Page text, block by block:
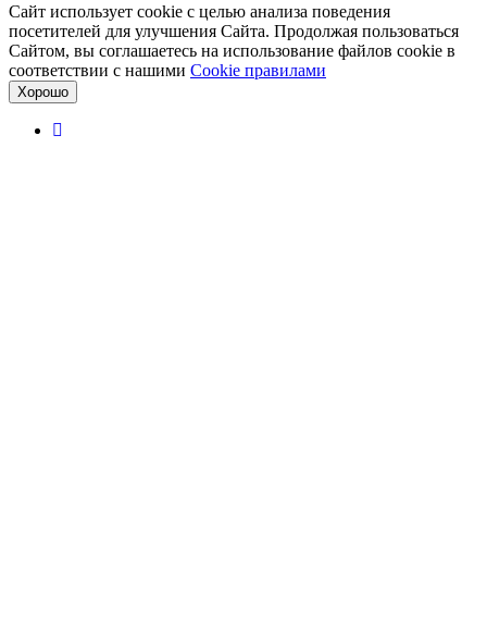
Сайт использует cookie с целью анализа поведения
посетителей для улучшения Сайта. Продолжая пользоваться
Сайтом, вы соглашаетесь на использование файлов cookie в
соответствии с нашими Cookiе правилами
Хорошо